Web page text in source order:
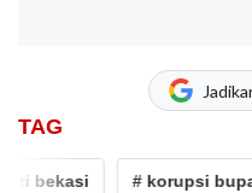
TAG
bekasi # korupsi bupati